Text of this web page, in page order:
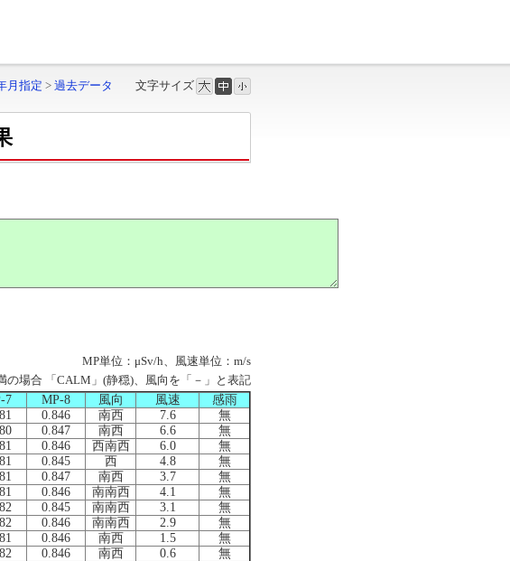
文字サイズ
月指定 > 過去データ
MP単位：μSv/h、風速単位：m/s
の場合 「CALM」(静穏)、風向を「－」と表記
7 MP-8 風向 風速
感雨
0.846 南西 7.6
無
0.847 南西 6.6
無
0.846 西南西 6.0
無
0.845 西 4.8
無
0.847 南西 3.7
無
0.846 南南西 4.1
無
0.845 南南西 3.1
無
0.846 南南西 2.9
無
0.846 南西 1.5
無
0.846 南西 0.6
無